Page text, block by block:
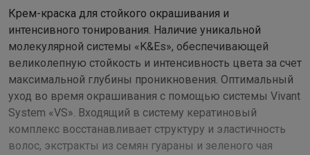
Крем-краска для стойкого окрашивания и
интенсивного тонирования. Наличие уникальной
молекулярной системы «K&Es», обеспечивающей
великолепную стойкость и интенсивность цвета за счет
максимальной глубины проникновения. Оптимальный
уход во время окрашивания с помощью системы Vivant
System «VS». Входящий в систему кератиновый
комплекс восстанавливает структуру и эластичность
волос, экстракты из семян гуараны и зеленого чая